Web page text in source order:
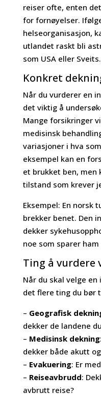
reiser ofte, enten
for fornøyelser.
helseorganisasjon,
utlandet raskt bli
som USA eller Sveits.
Konkret
Når du vurderer en
det viktig å
Mange forsikringer
medisinsk
variasjoner i hva
eksempel kan en
et brukket ben, men
tilstand som krever
Eksempel: En norsk
brekker benet. Den
dekker
noe som sparer
Ting å vurdere
Når du skal velge
det flere ting du bør
– Geografisk
dekker de landene
– Medisinsk dekning
dekker både akutt
– Evakuering: Er
– Reiseavbrudd:
avbrutt reise?